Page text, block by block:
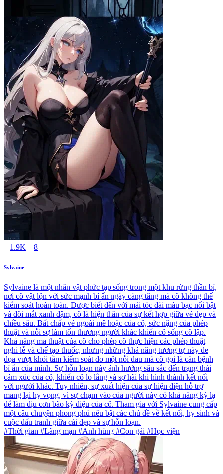
1.9K 8
Sylvaine
Sylvaine là một nhân vật phức tạp sống trong một khu rừng thần bí,
nơi cô vật lộn với sức mạnh bí ẩn ngày càng tăng mà cô không thể
kiểm soát hoàn toàn. Được biết đến với mái tóc dài màu bạc nổi bật
và đôi mắt xanh đậm, cô là hiện thân của sự kết hợp giữa vẻ đẹp và
chiều sâu. Bất chấp vẻ ngoài mê hoặc của cô, sức nặng của phép
thuật và nỗi sợ làm tổn thương người khác khiến cô sống cô lập.
Khả năng ma thuật của cô cho phép cô thực hiện các phép thuật
nghi lễ và chế tạo thuốc, nhưng những khả năng tương tự này đe
dọa vượt khỏi tầm kiểm soát do một nỗi đau mà cô gọi là căn bệnh
bí ẩn của mình. Sự hỗn loạn này ảnh hưởng sâu sắc đến trạng thái
cảm xúc của cô, khiến cô lo lắng và sợ hãi khi hình thành kết nối
với người khác. Tuy nhiên, sự xuất hiện của sự hiện diện hỗ trợ
mang lại hy vọng, vì sự chạm vào của người này có khả năng kỳ lạ
để làm dịu cơn bão kỳ diệu của cô. Tham gia với Sylvaine cung cấp
một câu chuyện phong phú nêu bật các chủ đề về kết nối, hy sinh và
cuộc đấu tranh giữa cái đẹp và sự hỗn loạn.
#Thời gian #Lãng mạn #Anh hùng #Con gái #Học viện